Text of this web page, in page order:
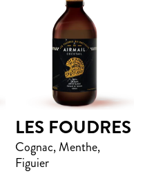
LES FOUDRES
Cognac, Menthe,
Figuier